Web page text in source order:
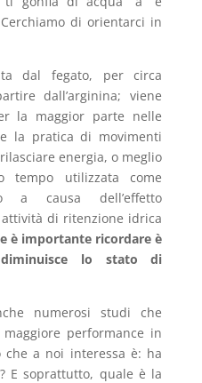
di orientarci in
dal fegato, per circa
dall’arginina; viene
la maggior parte nelle
la pratica di movimenti
energia, o meglio
tempo utilizzata come
a causa dell’effetto
di ritenzione idrica
è importante ricordare è
lo stato di
numerosi studi che
performance in
a noi interessa è: ha
E soprattutto, quale è la